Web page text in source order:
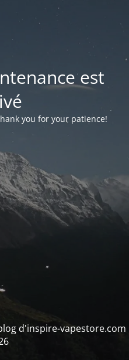
est
you for your patience!
d'inspire-vapestore.com